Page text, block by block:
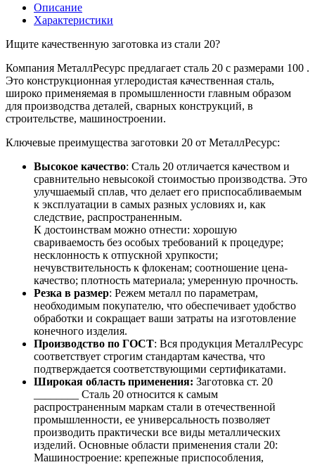
Описание
Характеристики
Ищите качественную заготовка из стали 20?
Компания МеталлРесурс предлагает сталь 20 с размерами 100 .
Это конструкционная углеродистая качественная сталь,
широко применяемая в промышленности главным образом
для производства деталей, сварных конструкций, в
строительстве, машиностроении.
Ключевые преимущества заготовки 20 от МеталлРесурс:
Высокое качество: Сталь 20 отличается качеством и
сравнительно невысокой стоимостью производства. Это
улучшаемый сплав, что делает его приспосабливаемым
к эксплуатации в самых разных условиях и, как
следствие, распространенным.
К достоинствам можно отнести: хорошую
свариваемость без особых требований к процедуре;
несклонность к отпускной хрупкости;
нечувствительность к флокенам; соотношение цена-
качество; плотность материала; умеренную прочность.
Резка в размер: Режем металл по параметрам,
необходимым покупателю, что обеспечивает удобство
обработки и сокращает ваши затраты на изготовление
конечного изделия.
Производство по ГОСТ: Вся продукция МеталлРесурс
соответствует строгим стандартам качества, что
подтверждается соответствующими сертификатами.
Широкая область применения: Заготовка ст. 20
________ Сталь 20 относится к самым
распространенным маркам стали в отечественной
промышленности, ее универсальность позволяет
производить практически все виды металлических
изделий. Основные области применения стали 20:
Машиностроение: крепежные приспособления,